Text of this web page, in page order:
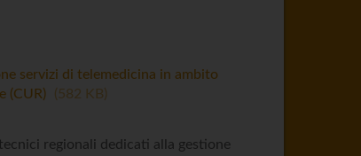
servizi di telemedicina in ambito
(CUR)
582 KB
regionali dedicati alla gestione